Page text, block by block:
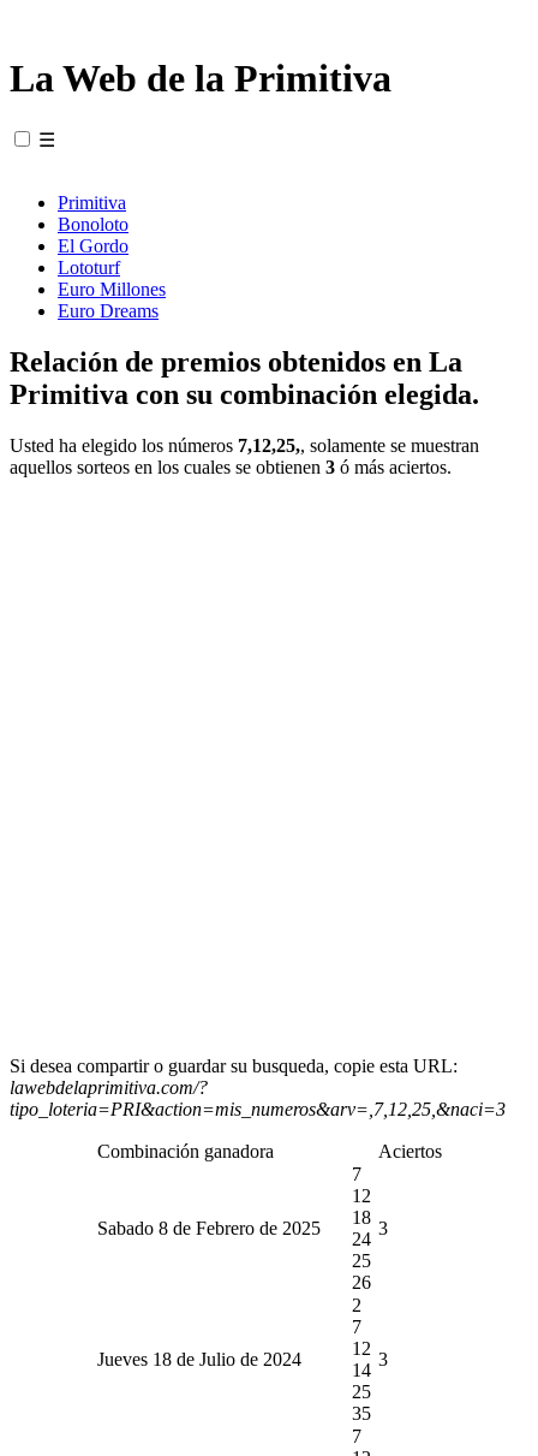
La Web de la Primitiva
☰
Primitiva
Bonoloto
El Gordo
Lototurf
Euro Millones
Euro Dreams
Relación de premios obtenidos en La
Primitiva con su combinación elegida.
Usted ha elegido los números 7,12,25,, solamente se muestran
aquellos sorteos en los cuales se obtienen 3 ó más aciertos.
Si desea compartir o guardar su busqueda, copie esta URL:
lawebdelaprimitiva.com/?
tipo_loteria=PRI&action=mis_numeros&arv=,7,12,25,&naci=3
Combinación ganadora Aciertos
Sabado 8 de Febrero de 2025
7
12
18
24
25
26
3
Jueves 18 de Julio de 2024
2
7
12
14
25
35
3
7